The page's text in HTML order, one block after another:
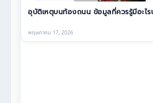
อุบัติเหตุบนท้องถนน ข้อมูลที่ควรรู้มีอะไร
พฤษภาคม 17, 2026